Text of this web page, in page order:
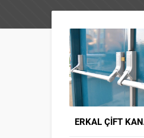
ERKAL ÇIFT